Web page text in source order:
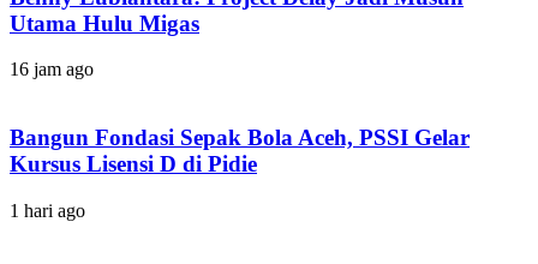
Utama Hulu Migas
16 jam ago
Bangun Fondasi Sepak Bola Aceh, PSSI Gelar
Kursus Lisensi D di Pidie
1 hari ago